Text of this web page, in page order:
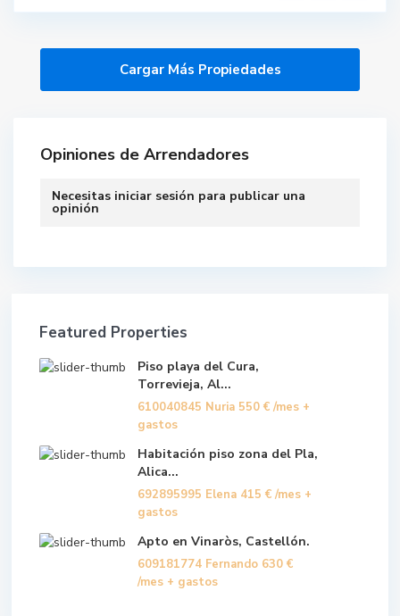
Opiniones de Arrendadores
Necesitas iniciar sesión para publicar una
opinión
Featured Properties
Piso playa del Cura,
Torrevieja, Al...
610040845 Nuria 550 € /mes +
gastos
Habitación piso zona del Pla,
Alica...
692895995 Elena 415 € /mes +
gastos
Apto en Vinaròs, Castellón.
609181774 Fernando 630 €
/mes + gastos